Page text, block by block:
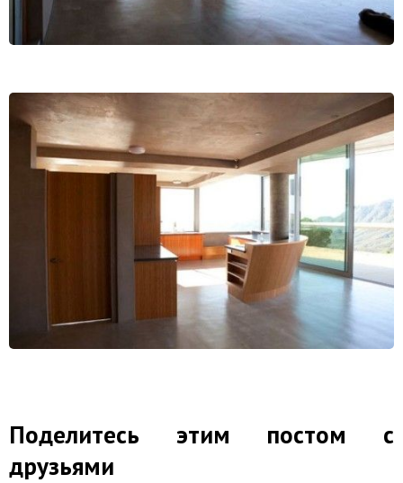
Поделитесь этим постом с
друзьями